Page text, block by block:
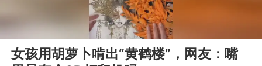
女孩用胡萝卜啃出“黄鹤楼”，网友：嘴